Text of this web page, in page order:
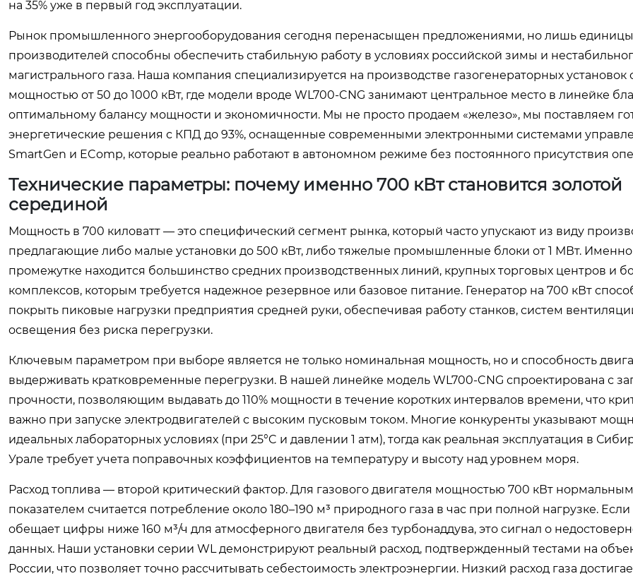
на 35% уже в первый год эксплуатации.
Рынок промышленного энергооборудования сегодня перенасыщен предложениями, но лишь единицы
производителей способны обеспечить стабильную работу в условиях российской зимы и
магистрального газа. Наша компания специализируется на производстве газогенераторных установок
мощностью от 50 до 1000 кВт, где модели вроде WL700-CNG занимают центральное место в линейке
оптимальному балансу мощности и экономичности. Мы не просто продаем «железо», мы поставляем
энергетические решения с КПД до 93%, оснащенные современными электронными системами
SmartGen и EComp, которые реально работают в автономном режиме без постоянного присутствия
Технические параметры: почему именно 700 кВт становится золотой
серединой
Мощность в 700 киловатт — это специфический сегмент рынка, который часто упускают из виду
предлагающие либо малые установки до 500 кВт, либо тяжелые промышленные блоки от 1 МВт. Именно
промежутке находится большинство средних производственных линий, крупных торговых центров и
комплексов, которым требуется надежное резервное или базовое питание. Генератор на 700 кВт
покрыть пиковые нагрузки предприятия средней руки, обеспечивая работу станков, систем
освещения без риска перегрузки.
Ключевым параметром при выборе является не только номинальная мощность, но и способность
выдерживать кратковременные перегрузки. В нашей линейке модель WL700-CNG спроектирована с
прочности, позволяющим выдавать до 110% мощности в течение коротких интервалов времени, что
важно при запуске электродвигателей с высоким пусковым током. Многие конкуренты указывают
идеальных лабораторных условиях (при 25°C и давлении 1 атм), тогда как реальная эксплуатация в
Урале требует учета поправочных коэффициентов на температуру и высоту над уровнем моря.
Расход топлива — второй критический фактор. Для газового двигателя мощностью 700 кВт нормальным
показателем считается потребление около 180–190 м³ природного газа в час при полной нагрузке.
обещает цифры ниже 160 м³/ч для атмосферного двигателя без турбонаддува, это сигнал о
данных. Наши установки серии WL демонстрируют реальный расход, подтвержденный тестами на
России, что позволяет точно рассчитывать себестоимость электроэнергии. Низкий расход газа